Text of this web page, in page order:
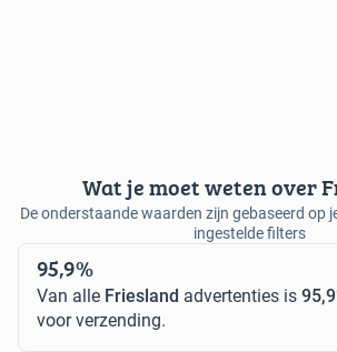
Wat je moet weten over
De onderstaande waarden zijn gebaseerd op
ingestelde filters
95,9%
Van alle Friesland advertenties is
voor verzending.